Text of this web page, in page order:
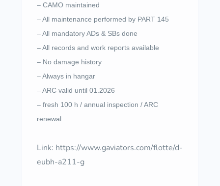
– CAMO maintained
– All maintenance performed by PART 145
– All mandatory ADs & SBs done
– All records and work reports available
– No damage history
– Always in hangar
– ARC valid until 01.2026
– fresh 100 h / annual inspection / ARC
renewal
Link: https://www.gaviators.com/flotte/d-
eubh-a211-g